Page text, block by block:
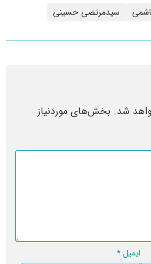
سیدمرتضی حسینی
شد. بخش‌های موردنیاز
ایمیل*